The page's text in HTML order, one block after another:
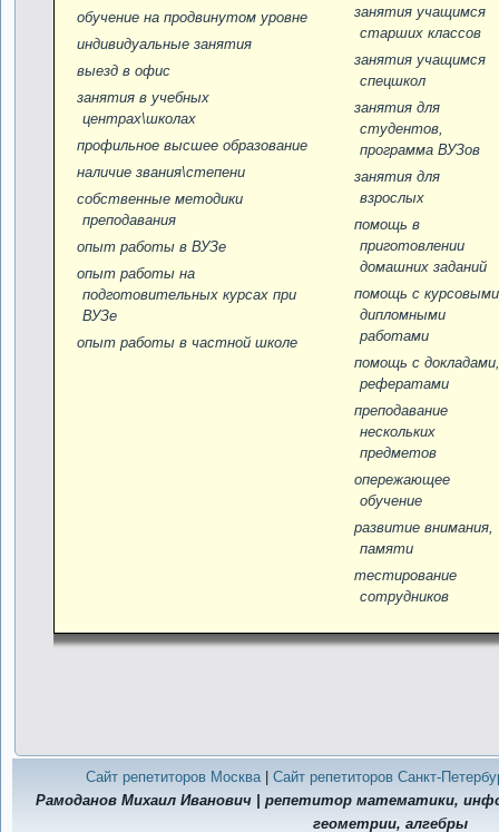
обучение на продвинутом уровне
индивидуальные занятия
выезд в офис
занятия в учебных
центрах\школах
профильное высшее образование
наличие звания\степени
собственные методики
преподавания
опыт работы в ВУЗе
опыт работы на
подготовительных курсах при
ВУЗе
опыт работы в частной школе
занятия учащимся
старших классов
занятия учащимся
спецшкол
занятия для
студентов,
программа ВУЗов
занятия для
взрослых
помощь в
приготовлении
домашних заданий
помощь с
дипломными
работами
помощь c докладами,
рефератами
преподавание
нескольких
предметов
опережающее
обучение
развитие внимания,
памяти
тестирование
сотрудников
Сайт репетиторов Москва| Сайт репетиторов Санкт-
Рамоданов Михаил Иванович | репетитор математики,
геометрии, алгебры